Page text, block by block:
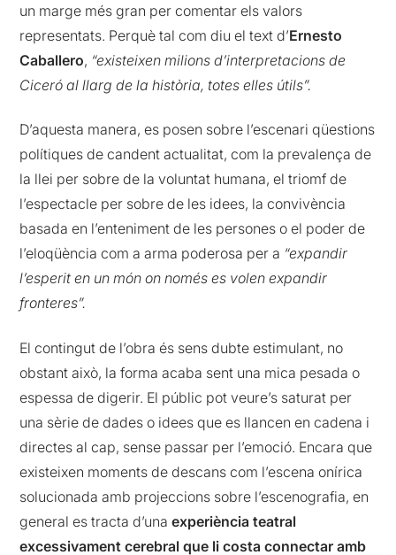
un marge més gran per comentar els valors
representats. Perquè tal com diu el text d’Ernesto
Caballero, “existeixen milions d’interpretacions de
Ciceró al llarg de la història, totes elles útils”.
D’aquesta manera, es posen sobre l’escenari qüestions
polítiques de candent actualitat, com la prevalença de
la llei per sobre de la voluntat humana, el triomf de
l’espectacle per sobre de les idees, la convivència
basada en l’enteniment de les persones o el poder de
l’eloqüència com a arma poderosa per a “expandir
l’esperit en un món on només es volen expandir
fronteres”.
El contingut de l’obra és sens dubte estimulant, no
obstant això, la forma acaba sent una mica pesada o
espessa de digerir. El públic pot veure’s saturat per
una sèrie de dades o idees que es llancen en cadena i
directes al cap, sense passar per l’emoció. Encara que
existeixen moments de descans com l’escena onírica
solucionada amb projeccions sobre l’escenografia, en
general es tracta d’una experiència teatral
excessivament cerebral que li costa connectar amb